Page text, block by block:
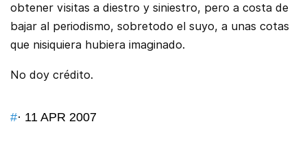
obtener visitas a diestro y siniestro, pero a costa de
bajar al periodismo, sobretodo el suyo, a unas cotas
que nisiquiera hubiera imaginado.
No doy crédito.
#· 11 APR 2007